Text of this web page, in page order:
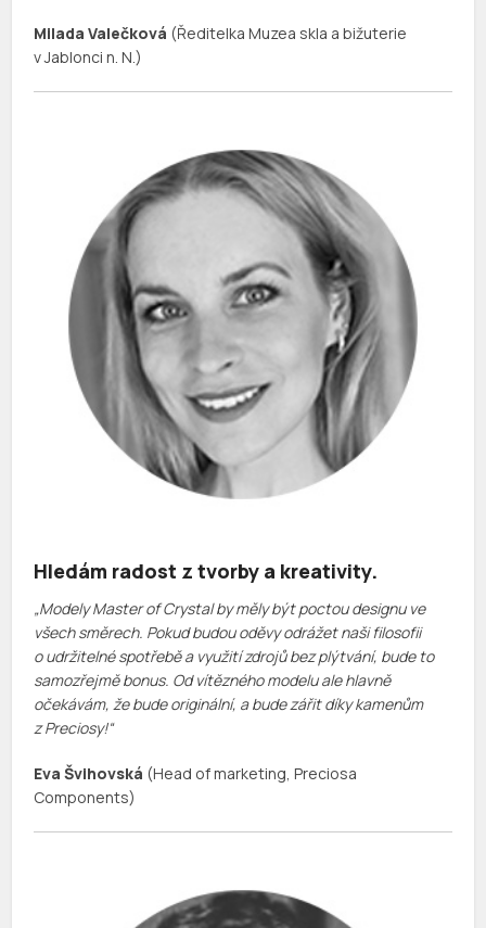
Milada Valečková (Ředitelka Muzea skla a bižuterie
v Jablonci n. N.)
Hledám radost z tvorby a kreativity.
„Modely Master of Crystal by měly být poctou designu ve
všech směrech. Pokud budou oděvy odrážet naši filosofii
o udržitelné spotřebě a využití zdrojů bez plýtvání, bude to
samozřejmě bonus. Od vítězného modelu ale hlavně
očekávám, že bude originální, a bude zářit díky kamenům
z Preciosy!“
Eva Švihovská (Head of marketing, Preciosa
Components)